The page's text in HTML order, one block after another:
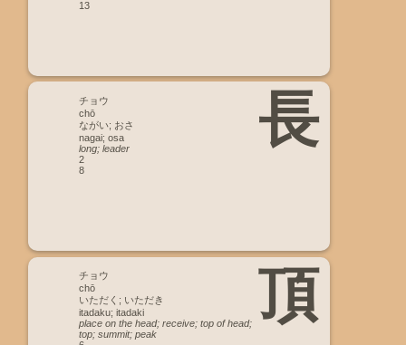
13
長
チョウ
chō
ながい; おさ
nagai; osa
long; leader
2
8
頂
チョウ
chō
いただく; いただき
itadaku; itadaki
place on the head; receive; top of head;
top; summit; peak